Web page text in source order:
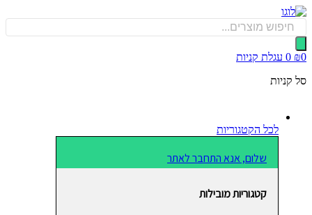
0 עגלת קניות
לכל הקטגוריות
שלום, אנא התחבר לאתר
קטגוריות מובילות